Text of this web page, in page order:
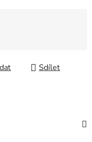
Sdílet